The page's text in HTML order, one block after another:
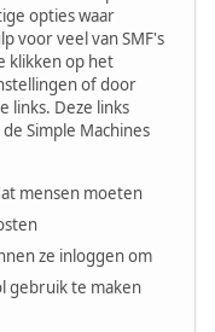
opties waar
voor veel van SMF's
klikken op het
of door
links. Deze links
Simple Machines
mensen moeten
ze inloggen om
gebruik te maken